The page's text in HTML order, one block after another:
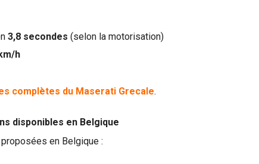
3,8 secondes (selon la motorisation)
h
complètes du Maserati Grecale.
disponibles en Belgique
en Belgique :